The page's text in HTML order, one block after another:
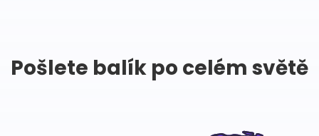
Pošlete balík po celém světě